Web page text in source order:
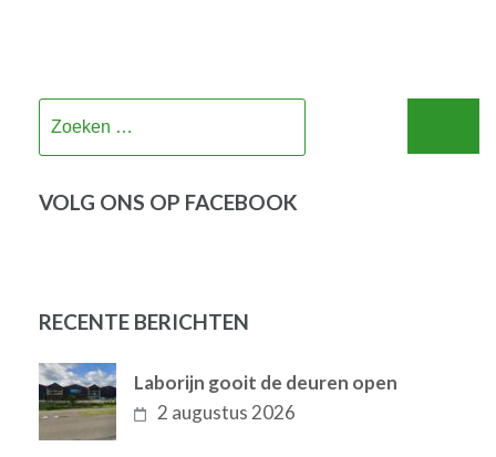
VOLG ONS OP FACEBOOK
RECENTE BERICHTEN
Laborijn gooit de deuren open
2 augustus 2026